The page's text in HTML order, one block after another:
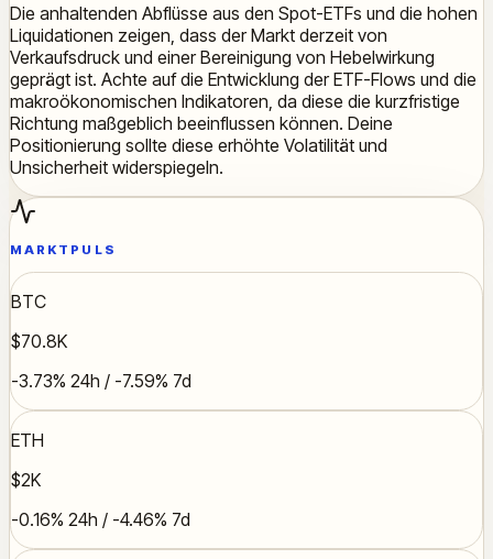
Die anhaltenden Abflüsse aus den Spot-ETFs und die hohen
Liquidationen zeigen, dass der Markt derzeit von
Verkaufsdruck und einer Bereinigung von Hebelwirkung
geprägt ist. Achte auf die Entwicklung der ETF-Flows und die
makroökonomischen Indikatoren, da diese die kurzfristige
Richtung maßgeblich beeinflussen können. Deine
Positionierung sollte diese erhöhte Volatilität und
Unsicherheit widerspiegeln.
MARKTPULS
BTC
$70.8K
-3.73% 24h / -7.59% 7d
ETH
$2K
-0.16% 24h / -4.46% 7d